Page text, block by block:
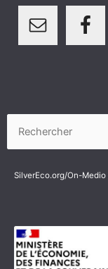
SilverEco.org/On-